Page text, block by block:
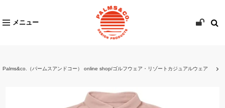
メニュー
Palms&co.（パームスアンドコー） online shop/ゴルフウェア・リゾートカジュアルウェア